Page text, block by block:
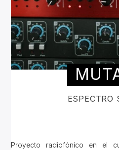
ESPECTRO
Proyecto radiofónico en el